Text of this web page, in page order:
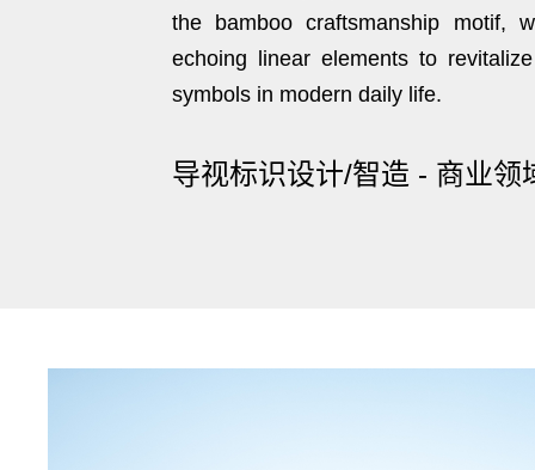
the bamboo craftsmanship motif,
echoing linear elements to
symbols in modern daily life.
导视标识设计/智造 - 商业领